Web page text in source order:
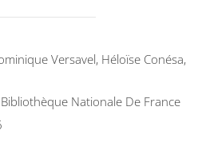
Versavel, Héloïse Conésa,
Nationale De France